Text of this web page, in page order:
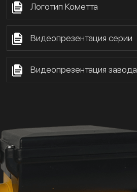
Логотип Кометта
Видеопрезентация серии
Видеопрезентация завода